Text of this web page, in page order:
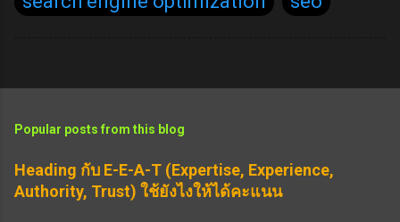
Popular posts from this blog
Heading กับ E-E-A-T (Expertise, Experience,
Authority, Trust) ใช้ยังไงให้ได้คะแนน